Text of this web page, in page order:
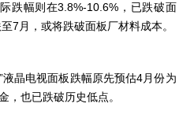
跌幅则在3.8%-10.6%，已跌破面
7月，或将跌破面板厂材料成本。
晶电视面板跌幅原先预估4月份为
，也已跌破历史低点。